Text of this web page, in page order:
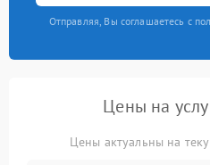
Отправляя, Вы соглашаетесь с
Цены на
Цены актуальны на